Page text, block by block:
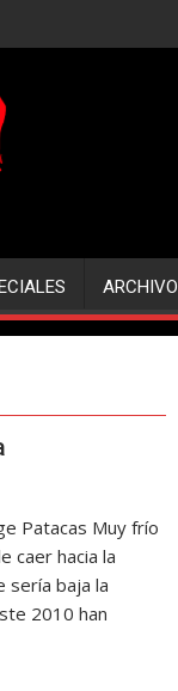
ARCHIVO
Patacas Muy frío
caer hacia la
sería baja la
2010 han